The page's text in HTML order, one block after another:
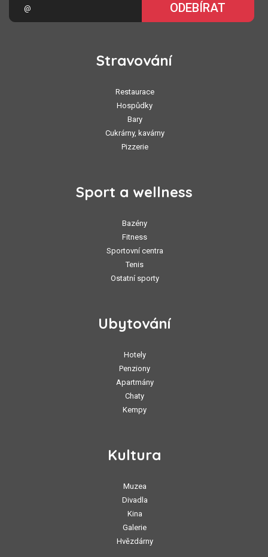
ODEBÍRAT
Stravování
Restaurace
Hospůdky
Bary
Cukrárny, kavárny
Pizzerie
Sport a wellness
Bazény
Fitness
Sportovní centra
Tenis
Ostatní sporty
Ubytování
Hotely
Penziony
Apartmány
Chaty
Kempy
Kultura
Muzea
Divadla
Kina
Galerie
Hvězdárny